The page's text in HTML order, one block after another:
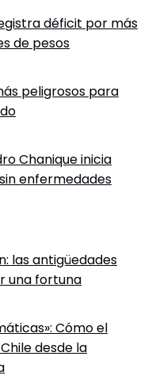
déficit por más
de pesos
peligrosos para
Chanique inicia
enfermedades
las antigüedades
una fortuna
Cómo el
desde la